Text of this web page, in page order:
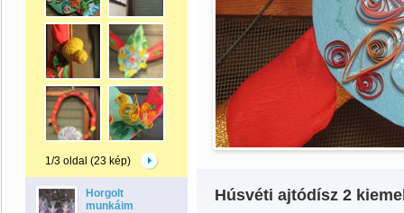
1/3 oldal (23 kép)
Horgolt
munkáim
Húsvéti ajtódísz 2